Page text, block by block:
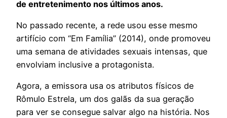
de entretenimento nos últimos anos.
No passado recente, a rede usou esse mesmo
artifício com “Em Família” (2014), onde promoveu
uma semana de atividades sexuais intensas, que
envolviam inclusive a protagonista.
Agora, a emissora usa os atributos físicos de
Rômulo Estrela, um dos galãs da sua geração
para ver se consegue salvar algo na história. Nos